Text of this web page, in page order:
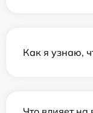
Как я узнаю,